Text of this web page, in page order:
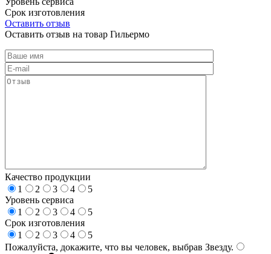
Срок изготовления
Оставить отзыв
Оставить отзыв на товар Гильермо
Качество продукции
1
2 3 4
5
Уровень сервиса
1
2 3 4
5
Срок изготовления
1
2 3 4
5
Пожалуйста, докажите, что вы человек, выбрав Звезду.